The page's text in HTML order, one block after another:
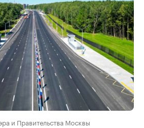
и Правительства Москвы